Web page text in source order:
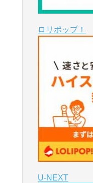
ロリポップ！
U-NEXT